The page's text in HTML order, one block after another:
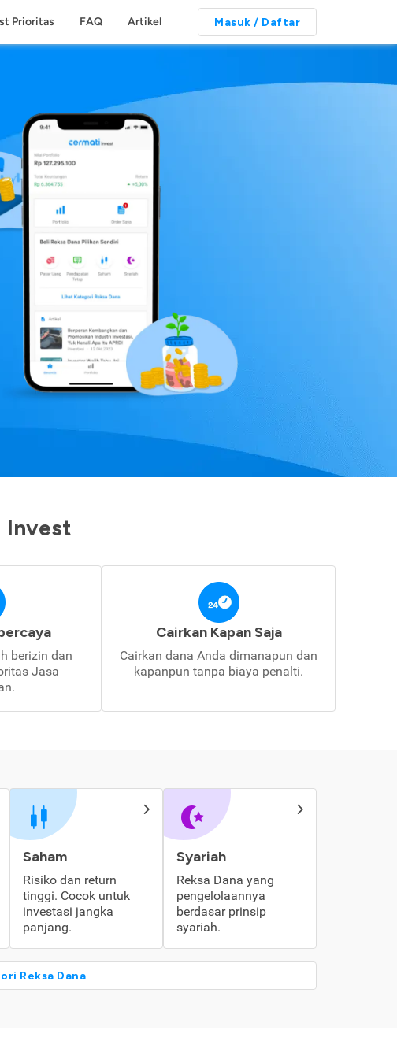
Prioritas FAQ Artikel Masuk / Daftar
Invest
berizin dan
Jasa
Cairkan Kapan Saja
Cairkan dana Anda dimanapun dan
kapanpun tanpa biaya penalti.
Saham
Risiko dan return
tinggi. Cocok untuk
investasi jangka
panjang.
Syariah
Reksa Dana yang
pengelolaannya
berdasar prinsip
syariah.
Reksa Dana